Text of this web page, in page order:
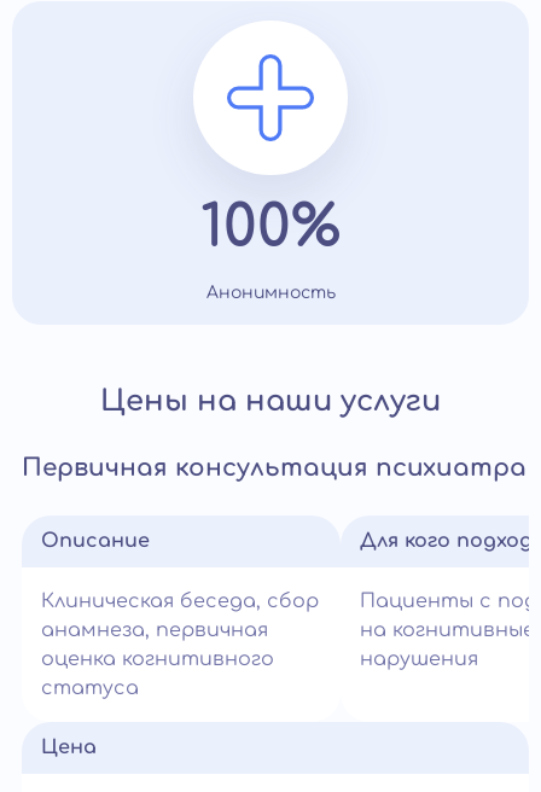
100%
Анонимность
Цены на наши услуги
Первичная консультация психиатра
Описание
Клиническая беседа, сбор
анамнеза, первичная
оценка когнитивного
статуса
Для кого
Пациенты с
на когнитивные
нарушения
Цена